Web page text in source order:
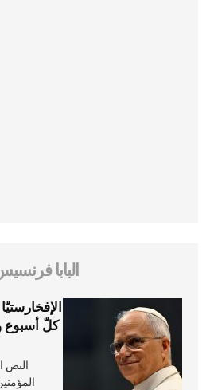
البابا
كلّ أسبوع
النص
المؤمنين